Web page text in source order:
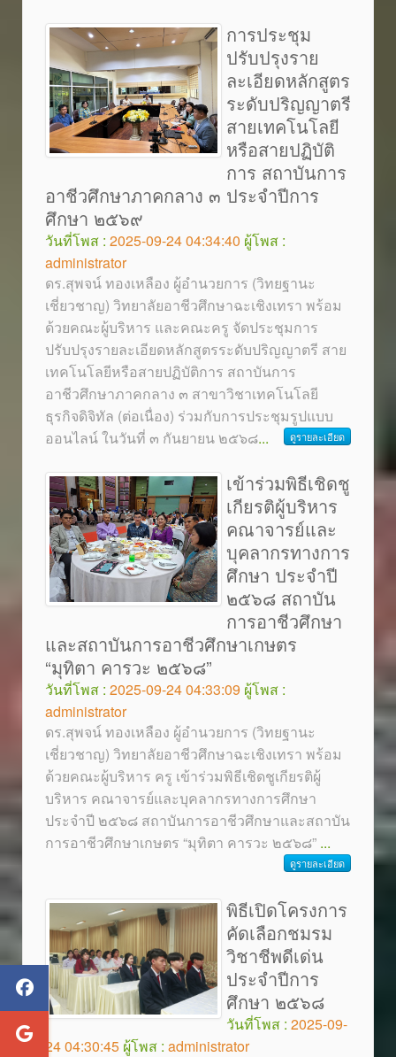
การประชุม
ปรับปรุงราย
ละเอียดหลักสูตร
ระดับปริญญาตรี
สายเทคโนโลยี
หรือสายปฏิบัติ
การ สถาบันการ
อาชีวศึกษาภาคกลาง ๓ ประจำปีการ
ศึกษา ๒๕๖๙
วันที่โพส : 2025-09-24 04:34:40 ผู้โพส :
administrator
ดร.สุพจน์ ทองเหลือง ผู้อำนวยการ (วิทยฐานะ
เชี่ยวชาญ) วิทยาลัยอาชีวศึกษาฉะเชิงเทรา พร้อม
ด้วยคณะผู้บริหาร และคณะครู จัดประชุมการ
ปรับปรุงรายละเอียดหลักสูตรระดับปริญญาตรี สาย
เทคโนโลยีหรือสายปฏิบัติการ สถาบันการ
อาชีวศึกษาภาคกลาง ๓ สาขาวิชาเทคโนโลยี
ธุรกิจดิจิทัล (ต่อเนื่อง) ร่วมกับการประชุมรูปแบบ
ออนไลน์ ในวันที่ ๓ กันยายน ๒๕๖๘... ดูรายละเอียด
เข้าร่วมพิธีเชิดชู
เกียรติผู้บริหาร
คณาจารย์และ
บุคลากรทางการ
ศึกษา ประจำปี
๒๕๖๘ สถาบัน
การอาชีวศึกษา
และสถาบันการอาชีวศึกษาเกษตร
“มุทิตา คารวะ ๒๕๖๘”
วันที่โพส : 2025-09-24 04:33:09 ผู้โพส :
administrator
ดร.สุพจน์ ทองเหลือง ผู้อำนวยการ (วิทยฐานะ
เชี่ยวชาญ) วิทยาลัยอาชีวศึกษาฉะเชิงเทรา พร้อม
ด้วยคณะผู้บริหาร ครู เข้าร่วมพิธีเชิดชูเกียรติผู้
บริหาร คณาจารย์และบุคลากรทางการศึกษา
ประจำปี ๒๕๖๘ สถาบันการอาชีวศึกษาและสถาบัน
การอาชีวศึกษาเกษตร “มุทิตา คารวะ ๒๕๖๘” ...
ดูรายละเอียด
พิธีเปิดโครงการ
คัดเลือกชมรม
วิชาชีพดีเด่น
ประจำปีการ
ศึกษา ๒๕๖๘
วันที่โพส : 2025-09-
24 04:30:45 ผู้โพส : administrator